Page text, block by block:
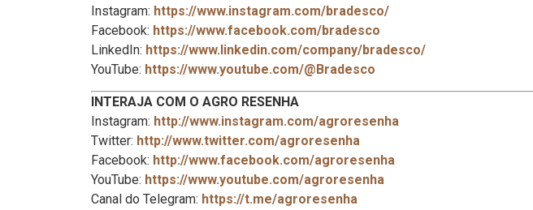
Instagram: https://www.instagram.com/bradesco/
Facebook: https://www.facebook.com/bradesco
LinkedIn: https://www.linkedin.com/company/bradesco/
YouTube: https://www.youtube.com/@Bradesco
INTERAJA COM O AGRO RESENHA
Instagram: http://www.instagram.com/agroresenha
Twitter: http://www.twitter.com/agroresenha
Facebook: http://www.facebook.com/agroresenha
YouTube: https://www.youtube.com/agroresenha
Canal do Telegram: https://t.me/agroresenha